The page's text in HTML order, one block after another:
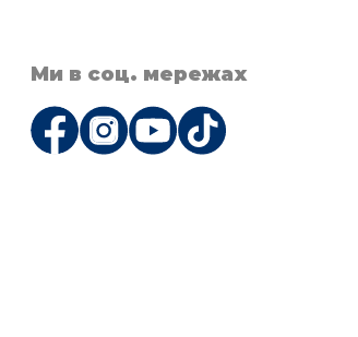
Ми в соц. мережах